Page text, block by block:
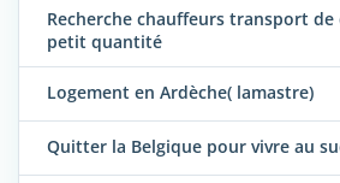
Recherche chauffeurs transport
petit quantité
Logement en Ardèche( lamastre)
Quitter la Belgique pour vivre au